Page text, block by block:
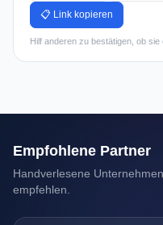
📋 Link kopieren
Hilf anderen zu bestätigen, ob sie
Empfohlene Partner
Handverlesene
empfehlen.